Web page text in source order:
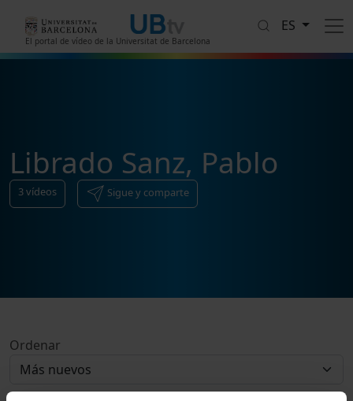
El portal de vídeo de la Universitat de Barcelona
ES
Librado Sanz, Pablo
3vídeos Sigue y comparte
Ordenar